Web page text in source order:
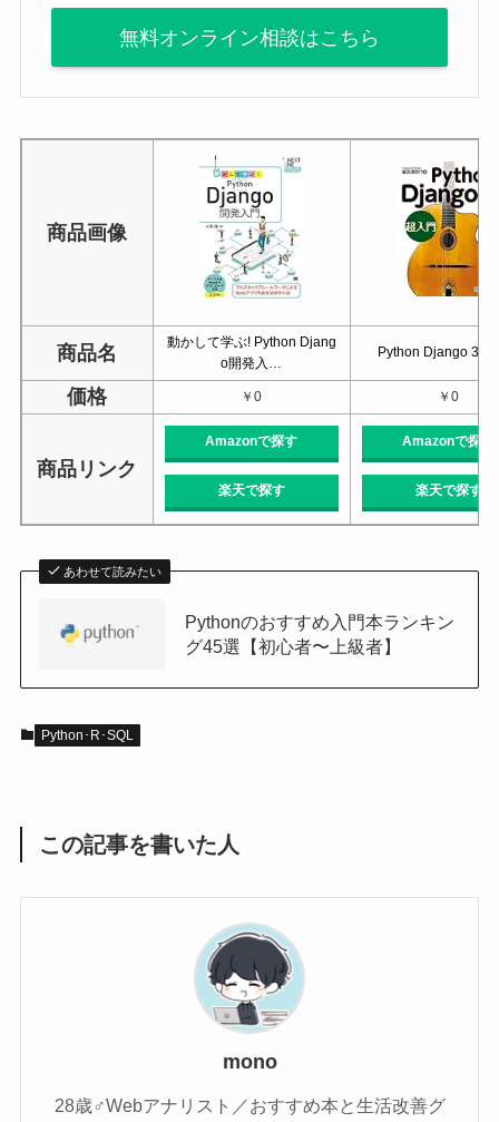
無料オンライン相談はこちら
商品画像
商品名
動かして学ぶ! Python Djang
o開発入…
Python Django 3超
価格 ￥0 ￥0
商品リンク
Amazonで探す
楽天で探す
Amazonで探す
楽天で探す
あわせて読みたい
Pythonのおすすめ入門本ランキン
グ45選【初心者〜上級者】
Python･R･SQL
この記事を書いた人
mono
28歳♂Webアナリスト／おすすめ本と生活改善グ